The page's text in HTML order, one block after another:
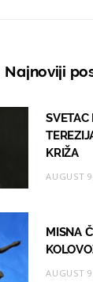
t
g
r
a
Najnoviji
SVETAC
KRIŽA
AUGUST
MISNA
AUGUST